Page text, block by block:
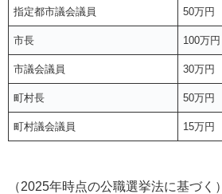
指定都市議会議員 50万円
市長 100万円
市議会議員 30万円
町村長 50万円
町村議会議員 15万円
（2025年時点の公職選挙法に基づく）